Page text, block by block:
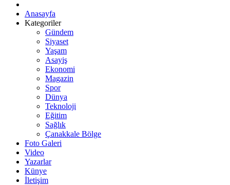
Anasayfa
Kategoriler
Gündem
Siyaset
Yaşam
Asayiş
Ekonomi
Magazin
Spor
Dünya
Teknoloji
Eğitim
Sağlık
Çanakkale Bölge
Foto Galeri
Video
Yazarlar
Künye
İletişim